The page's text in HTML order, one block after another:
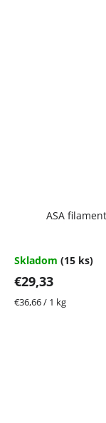
ASA
Skladom (15 ks)
€29,33
Jednotková
€36,66 / 1 kg